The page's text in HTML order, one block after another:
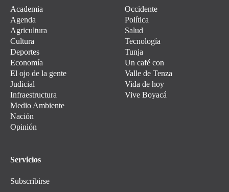
Academia
Agenda
Agricultura
Cultura
Deportes
Economía
El ojo de la gente
Judicial
Infraestructura
Medio Ambiente
Nación
Opinión
Occidente
Política
Salud
Tecnología
Tunja
Un café con
Valle de Tenza
Vida de hoy
Vive Boyacá
Servicios
Subscribirse